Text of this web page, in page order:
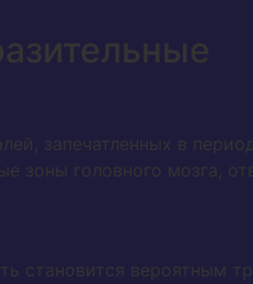
запечатленных в
зоны головного мозга,
становится вероятным